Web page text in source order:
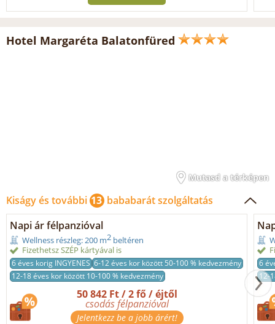
Hotel Margaréta Balatonfüred
Mutasd a térképen
Kiságy és további 13 bababarát szolgáltatás
Napi ár félpanzióval
Wellness részleg: 200 m2 beltéren
Fizethetsz SZÉP kártyával is
6 éves korig INGYENES 6-12 éves kor között 50-100 % kedvezmény
12-18 éves kor között 10-100 % kedvezmény
50 842 Ft / 2 fő / éjtől
csodás félpanzióval
Jelentkezz be a jobb árért!
6
12-